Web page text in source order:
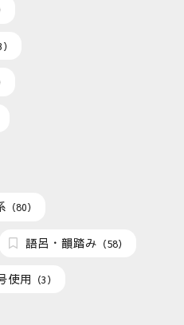
（80）
語呂・韻踏み （58）
使用 （3）